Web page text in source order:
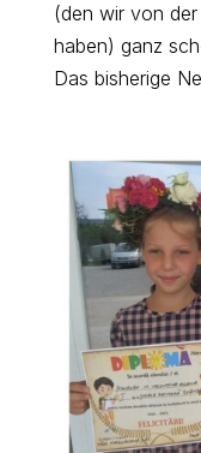
(den wir von
haben) ganz
Das bisherige